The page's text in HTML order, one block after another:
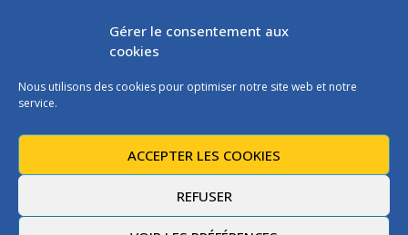
Gérer le consentement aux
cookies
Nous utilisons des cookies pour optimiser notre site web et notre
service.
ACCEPTER LES COOKIES
REFUSER
Inscrivez vous à notre newsletter et recevez une fois par
mois de nos nouvelles, aucun spam (on promet).
Les instructions pour vous désabonner sont incluses dans chaque